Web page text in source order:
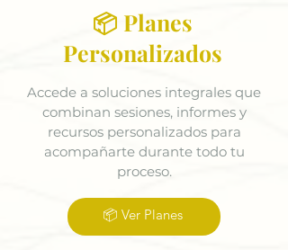
📦 Planes
Personalizados
Accede a soluciones integrales que
combinan sesiones, informes y
recursos personalizados para
acompañarte durante todo tu
proceso.
📦 Ver Planes